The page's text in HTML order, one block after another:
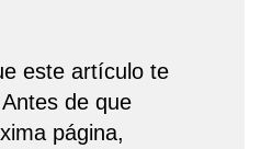
este artículo te
de que
página,